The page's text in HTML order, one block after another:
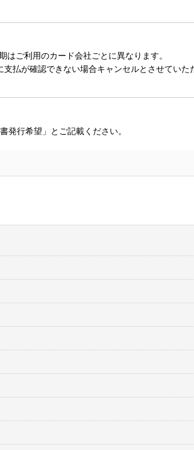
ご利用のカード会社ごとに異なります。
払が確認できない場合キャンセルとさせていた
発行希望」とご記載ください。